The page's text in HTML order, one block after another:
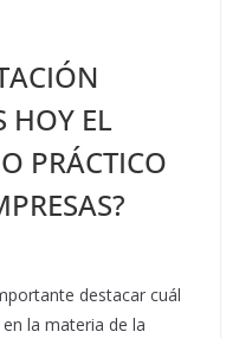
HOY EL
PRÁCTICO
destacar cuál
la materia de la